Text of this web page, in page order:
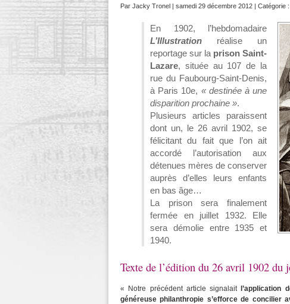
Par Jacky Tronel | samedi 29 décembre 2012 | Catégorie :
En 1902, l’hebdomadaire
L’Illustration réalise un
reportage sur la prison Saint-
Lazare, située au 107 de la
rue du Faubourg-Saint-Denis,
à Paris 10e, « destinée à une
disparition prochaine ».
Plusieurs articles paraissent
dont un, le 26 avril 1902, se
félicitant du fait que l’on ait
accordé l’autorisation aux
détenues mères de conserver
auprès d’elles leurs enfants
en bas âge…
La prison sera finalement
fermée en juillet 1932. Elle
sera démolie entre 1935 et
1940.
Texte de l’édition du 26 avril 1902 du
« Notre précédent article signalait l’application
généreuse philanthropie s’efforce de concilier